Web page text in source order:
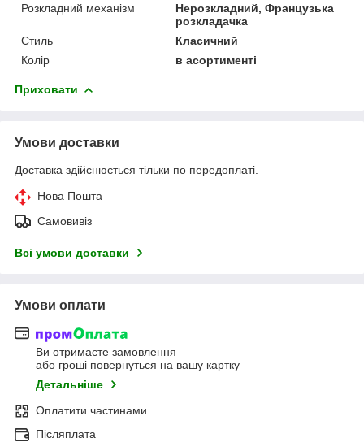
Розкладний механізм
Нерозкладний, Французька
розкладачка
Стиль
Класичний
Колір
в асортименті
Приховати
Умови доставки
Доставка здійснюється тільки по передоплаті.
Нова Пошта
Самовивіз
Всі умови доставки
Умови оплати
Ви отримаєте замовлення
або гроші повернуться на вашу картку
Детальніше
Оплатити частинами
Післяплата